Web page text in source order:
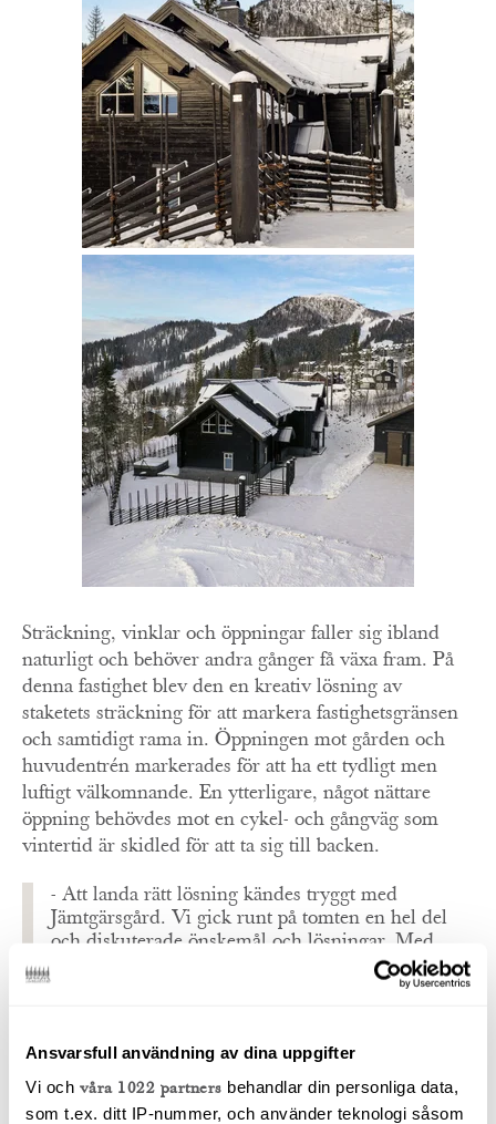
Ansvarsfull användning av dina uppgifter
Vi och våra 1022 partners behandlar din personliga data,
som t.ex. ditt IP-nummer, och använder teknologi såsom
Sträckning, vinklar och öppningar faller sig ibland
naturligt och behöver andra gånger få växa fram. På
denna fastighet blev den en kreativ lösning av
staketets sträckning för att markera fastighetsgränsen
och samtidigt rama in. Öppningen mot gården och
huvudentrén markerades för att ha ett tydligt men
luftigt välkomnande. En ytterligare, något nättare
öppning behövdes mot en cykel- och gångväg som
vintertid är skidled för att ta sig till backen.
- Att landa rätt lösning kändes tryggt med
Jämtgärsgård. Vi gick runt på tomten en hel del
och diskuterade önskemål och lösningar. Med
deras expertis landade vi bra både i offertläget
inför jobbet och när det väl var igång då byggarna
- För oss på BearPeak är det viktigt att
underleverantörer och samarbetspartners har ett